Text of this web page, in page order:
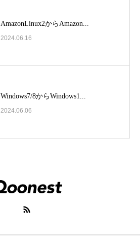
AmazonLinux2からAmazon...
2024.06.16
Windows7/8からWindows1...
2024.06.06